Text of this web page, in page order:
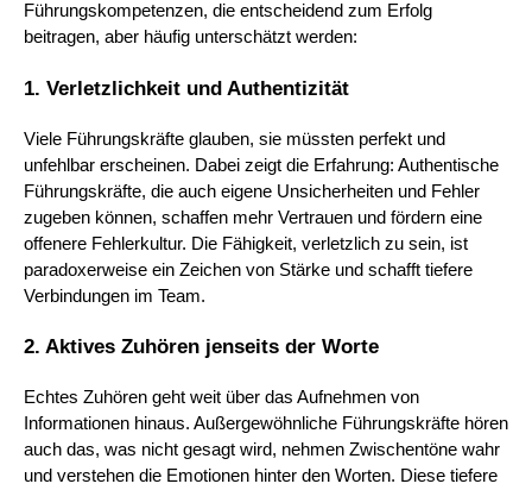
Führungskompetenzen, die entscheidend zum Erfolg
beitragen, aber häufig unterschätzt werden:
1. Verletzlichkeit und Authentizität
Viele Führungskräfte glauben, sie müssten perfekt und
unfehlbar erscheinen. Dabei zeigt die Erfahrung: Authentische
Führungskräfte, die auch eigene Unsicherheiten und Fehler
zugeben können, schaffen mehr Vertrauen und fördern eine
offenere Fehlerkultur. Die Fähigkeit, verletzlich zu sein, ist
paradoxerweise ein Zeichen von Stärke und schafft tiefere
Verbindungen im Team.
2. Aktives Zuhören jenseits der Worte
Echtes Zuhören geht weit über das Aufnehmen von
Informationen hinaus. Außergewöhnliche Führungskräfte hören
auch das, was nicht gesagt wird, nehmen Zwischentöne wahr
und verstehen die Emotionen hinter den Worten. Diese tiefere